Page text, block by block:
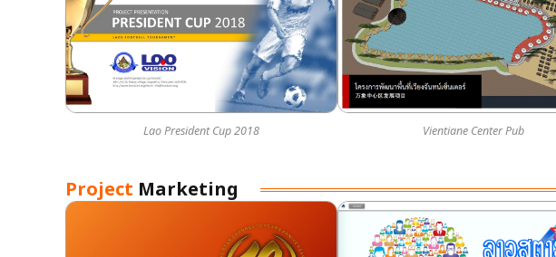
Lao President Cup 2018 Vientiane Center Pub
Project Marketing